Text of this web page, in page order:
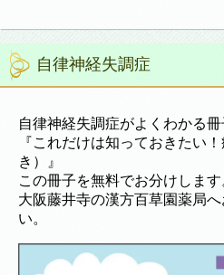
自律神経失調症
自律神経失調症がよくわかる冊
『これだけは知っておきたい
き）』
この冊子を無料でお分けします
大阪藤井寺の漢方百草園薬局
い。